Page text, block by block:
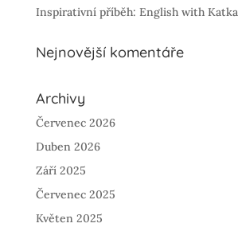
Inspirativní příběh: English with Katka
Nejnovější komentáře
Archivy
Červenec 2026
Duben 2026
Září 2025
Červenec 2025
Květen 2025